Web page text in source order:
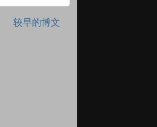
较早的博文